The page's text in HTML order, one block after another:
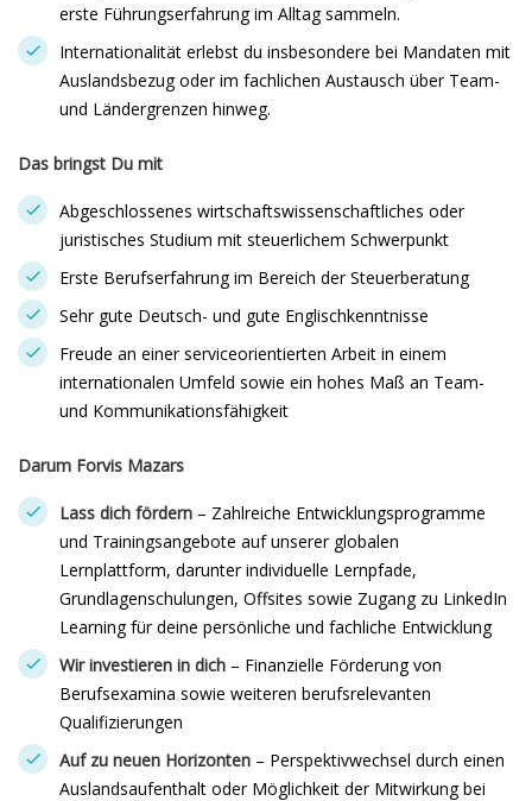
erste Führungserfahrung im Alltag sammeln.
Internationalität erlebst du insbesondere bei Mandaten mit
Auslandsbezug oder im fachlichen Austausch über Team-
und Ländergrenzen hinweg.
Das bringst Du mit
Abgeschlossenes wirtschaftswissenschaftliches oder
juristisches Studium mit steuerlichem Schwerpunkt
Erste Berufserfahrung im Bereich der Steuerberatung
Sehr gute Deutsch- und gute Englischkenntnisse
Freude an einer serviceorientierten Arbeit in einem
internationalen Umfeld sowie ein hohes Maß an Team-
und Kommunikationsfähigkeit
Darum Forvis Mazars
Lass dich fördern – Zahlreiche Entwicklungsprogramme
und Trainingsangebote auf unserer globalen
Lernplattform, darunter individuelle Lernpfade,
Grundlagenschulungen, Offsites sowie Zugang zu LinkedIn
Learning für deine persönliche und fachliche Entwicklung
Wir investieren in dich – Finanzielle Förderung von
Berufsexamina sowie weiteren berufsrelevanten
Qualifizierungen
Auf zu neuen Horizonten – Perspektivwechsel durch einen
Auslandsaufenthalt oder Möglichkeit der Mitwirkung bei